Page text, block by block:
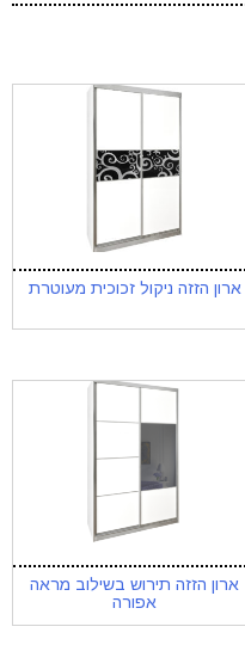
ארון הזזה ניקול זכוכית מעוטרת
ארון הזזה תירוש בשילוב מראה
אפורה